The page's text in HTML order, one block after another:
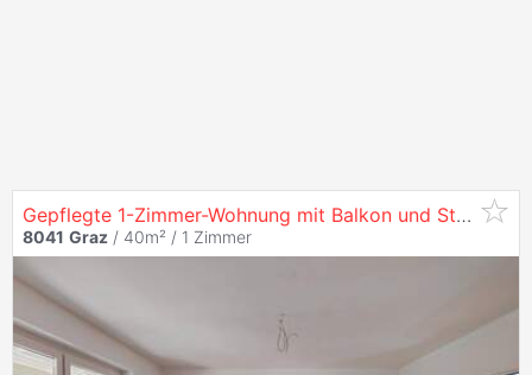
Gepflegte 1-Zimmer-Wohnung mit Balkon und Stellplatz in
8041 Graz / 40m² / 1 Zimmer